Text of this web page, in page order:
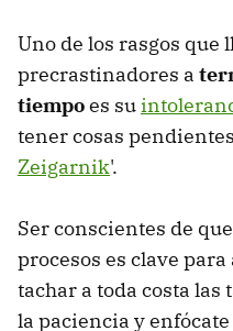
Uno de los rasgos que
precrastinadores a
tiempoes su
tener cosas
Zeigarnik'.
Ser conscientes de que
procesos es clave
tachar a toda costa las
la paciencia y